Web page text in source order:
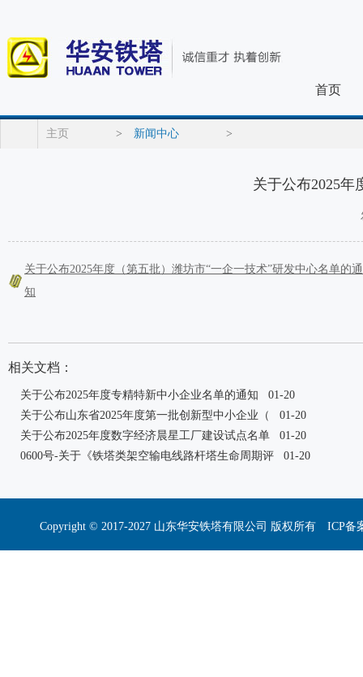
首页
主页 > 新闻中心 >
关于公布2025年
关于公布2025年度（第五批）潍坊市“一企一技术”研发中心名单的通
知
相关文档：
关于公布2025年度专精特新中小企业名单的通知
01-20
关于公布山东省2025年度第一批创新型中小企业（
01-20
关于公布2025年度数字经济晨星工厂建设试点名单
01-20
0600号-关于《铁塔类架空输电线路杆塔生命周期评
01-20
Copyright © 2017-2027 山东华安铁塔有限公司 版权所有 ICP